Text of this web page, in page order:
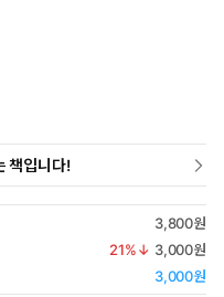
책입니다!
3,800원
21%↓ 3,000원
3,000원